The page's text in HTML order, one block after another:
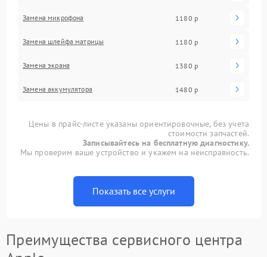
Замена микрофона 1180 р
Замена шлейфа матрицы 1180 р
Замена экрана 1380 р
Замена аккумулятора 1480 р
Цены в прайс-листе указаны ориентировочные, без учета
стоимости запчастей.
Записывайтесь на бесплатную диагностику.
Мы проверим ваше устройство и укажем на неисправность.
Показать все услуги
Преимущества сервисного центра